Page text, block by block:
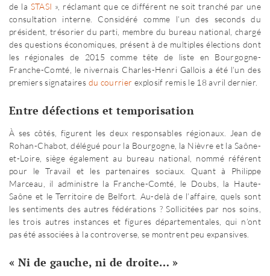
de la STASI », réclamant que ce différent ne soit tranché par une
consultation interne. Considéré comme l’un des seconds du
président, trésorier du parti, membre du bureau national, chargé
des questions économiques, présent à de multiples élections dont
les régionales de 2015 comme tête de liste en Bourgogne-
Franche-Comté, le nivernais Charles-Henri Gallois a été l’un des
premiers signataires du courrier explosif remis le 18 avril dernier.
Entre défections et temporisation
À ses côtés, figurent les deux responsables régionaux. Jean de
Rohan-Chabot, délégué pour la Bourgogne, la Nièvre et la Saône-
et-Loire, siège également au bureau national, nommé référent
pour le Travail et les partenaires sociaux. Quant à Philippe
Marceau, il administre la Franche-Comté, le Doubs, la Haute-
Saône et le Territoire de Belfort. Au-delà de l’affaire, quels sont
les sentiments des autres fédérations ? Sollicitées par nos soins,
les trois autres instances et figures départementales, qui n’ont
pas été associées à la controverse, se montrent peu expansives.
« Ni de gauche, ni de droite… »